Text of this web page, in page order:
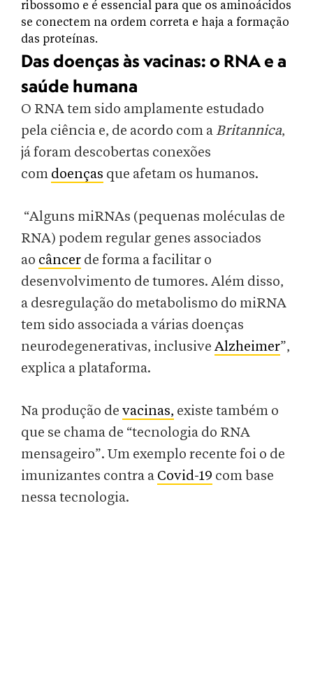
ribossomo e é essencial para que os aminoácidos
se conectem na ordem correta e haja a formação
das proteínas.
Das doenças às vacinas: o RNA e a
saúde humana
O RNA tem sido amplamente estudado
pela ciência e, de acordo com aBritannica,
já foram descobertas conexões
com doenças que afetam os humanos.
“Alguns miRNAs (pequenas moléculas de
RNA) podem regular genes associados
ao câncer de forma a facilitar o
desenvolvimento de tumores. Além disso,
a desregulação do metabolismo do miRNA
tem sido associada a várias doenças
neurodegenerativas, inclusive Alzheimer”,
explica a plataforma.
Na produção de vacinas, existe também o
que se chama de “tecnologia do RNA
mensageiro”. Um exemplo recente foi o de
imunizantes contra a Covid-19 com base
nessa tecnologia.